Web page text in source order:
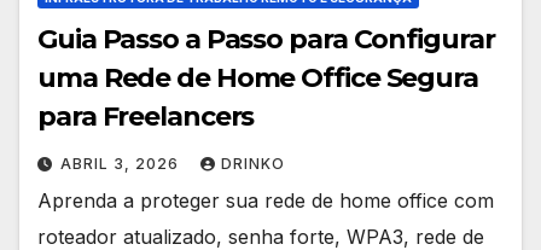
Guia Passo a Passo para Configurar
uma Rede de Home Office Segura
para Freelancers
ABRIL 3, 2026 DRINKO
Aprenda a proteger sua rede de home office com
roteador atualizado, senha forte, WPA3, rede de